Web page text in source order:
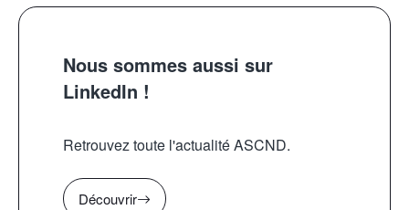
Nous sommes aussi sur
LinkedIn !
Retrouvez toute l'actualité ASCND.
Découvrir